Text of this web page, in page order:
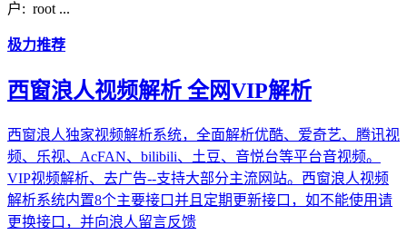
户: root ...
极力推荐
西窗浪人视频解析 全网VIP解析
西窗浪人独家视频解析系统，全面解析优酷、爱奇艺、腾讯视
频、乐视、AcFAN、bilibili、土豆、音悦台等平台音视频。
VIP视频解析、去广告--支持大部分主流网站。西窗浪人视频
解析系统内置8个主要接口并且定期更新接口，如不能使用请
更换接口，并向浪人留言反馈